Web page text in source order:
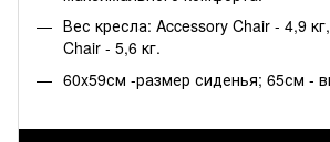
Вес кресла: Accessory Chair - 4,9
Chair - 5,6 кг.
60x59см -размер сиденья; 65см -